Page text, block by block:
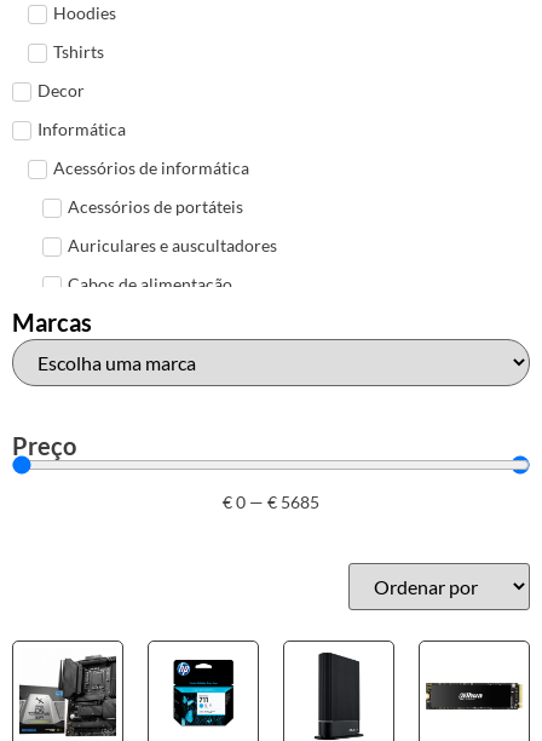
Hoodies
Tshirts
Decor
Informática
Acessórios de informática
Acessórios de portáteis
Auriculares e auscultadores
Cabos de alimentação
Colunas de Som
Hubs
Mais acessórios USB
HP
Outros acessórios de informática
Marcas
Preço
€0 — € 5685